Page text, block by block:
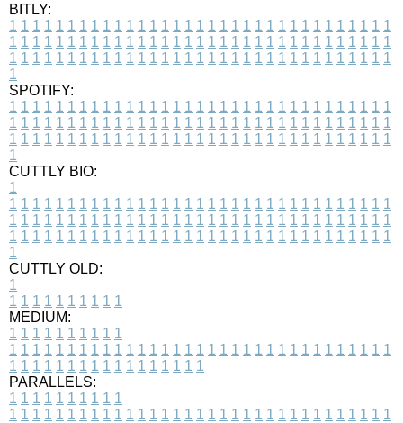
BITLY:
1 1 1 1 1 1 1 1 1 1 1 1 1 1 1 1 1 1 1 1 1 1 1 1 1 1 1 1 1 1 1 1 1
1 1 1 1 1 1 1 1 1 1 1 1 1 1 1 1 1 1 1 1 1 1 1 1 1 1 1 1 1 1 1 1 1
1 1 1 1 1 1 1 1 1 1 1 1 1 1 1 1 1 1 1 1 1 1 1 1 1 1 1 1 1 1 1 1 1
1
SPOTIFY:
1 1 1 1 1 1 1 1 1 1 1 1 1 1 1 1 1 1 1 1 1 1 1 1 1 1 1 1 1 1 1 1 1
1 1 1 1 1 1 1 1 1 1 1 1 1 1 1 1 1 1 1 1 1 1 1 1 1 1 1 1 1 1 1 1 1
1 1 1 1 1 1 1 1 1 1 1 1 1 1 1 1 1 1 1 1 1 1 1 1 1 1 1 1 1 1 1 1 1
1
CUTTLY BIO:
1
1 1 1 1 1 1 1 1 1 1 1 1 1 1 1 1 1 1 1 1 1 1 1 1 1 1 1 1 1 1 1 1 1
1 1 1 1 1 1 1 1 1 1 1 1 1 1 1 1 1 1 1 1 1 1 1 1 1 1 1 1 1 1 1 1 1
1 1 1 1 1 1 1 1 1 1 1 1 1 1 1 1 1 1 1 1 1 1 1 1 1 1 1 1 1 1 1 1 1
1
CUTTLY OLD:
1
1 1 1 1 1 1 1 1 1 1
MEDIUM:
1 1 1 1 1 1 1 1 1 1
1 1 1 1 1 1 1 1 1 1 1 1 1 1 1 1 1 1 1 1 1 1 1 1 1 1 1 1 1 1 1 1 1
1 1 1 1 1 1 1 1 1 1 1 1 1 1 1 1 1
PARALLELS:
1 1 1 1 1 1 1 1 1 1
1 1 1 1 1 1 1 1 1 1 1 1 1 1 1 1 1 1 1 1 1 1 1 1 1 1 1 1 1 1 1 1 1